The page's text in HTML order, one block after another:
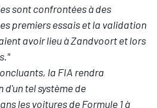
sont confrontées à des
premiers essais et la validation
avoir lieu à Zandvoort et lors
la FIA rendra
tel système de
les voitures de Formule 1 à